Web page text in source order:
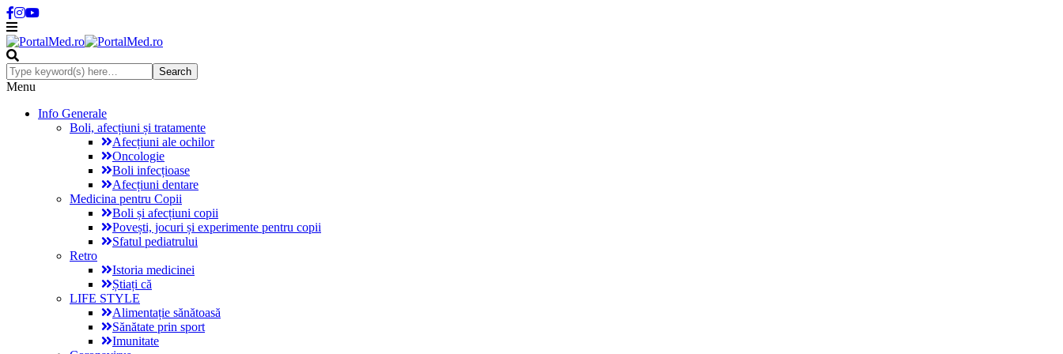
Menu
Info Generale
Boli, afecțiuni și tratamente
Afecțiuni ale ochilor
Oncologie
Boli infecțioase
Afecțiuni dentare
Medicina pentru Copii
Boli și afecțiuni copii
Povești, jocuri și experimente pentru copii
Sfatul pediatrului
Retro
Istoria medicinei
Știați că
LIFE STYLE
Alimentație sănătoasă
Sănătate prin sport
Imunitate